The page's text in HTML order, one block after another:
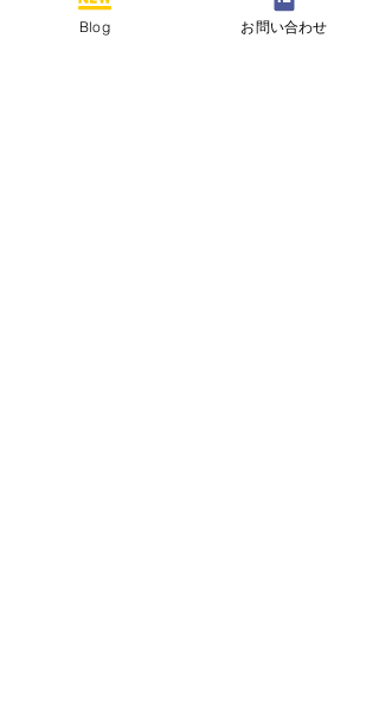
Blog お問い合わせ